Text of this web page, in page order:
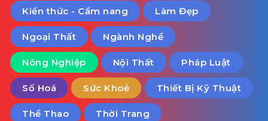
Kiến thức - Cẩm nang Làm Đẹp
Ngoại Thất Ngành Nghề
Nông Nghiệp Nội Thất Pháp Luật
Số Hoá Sức Khoẻ Thiết Bị Kỹ Thuật
Thể Thao Thời Trang